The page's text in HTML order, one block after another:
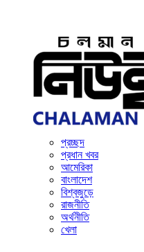
প্রচ্ছদ
প্রধান খবর
আমেরিকা
বাংলাদেশ
বিশ্বজুড়ে
রাজনীতি
অর্থনীতি
খেলা